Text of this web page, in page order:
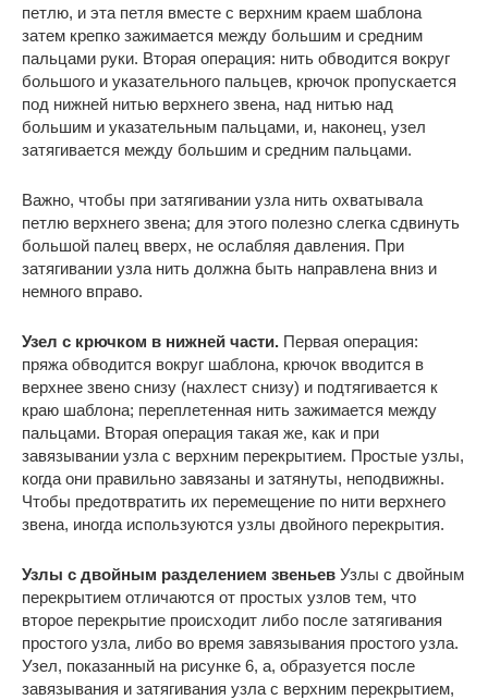
петлю, и эта петля вместе с верхним краем шаблона
затем крепко зажимается между большим и средним
пальцами руки. Вторая операция: нить обводится вокруг
большого и указательного пальцев, крючок пропускается
под нижней нитью верхнего звена, над нитью над
большим и указательным пальцами, и, наконец, узел
затягивается между большим и средним пальцами.
Важно, чтобы при затягивании узла нить охватывала
петлю верхнего звена; для этого полезно слегка сдвинуть
большой палец вверх, не ослабляя давления. При
затягивании узла нить должна быть направлена вниз и
немного вправо.
Узел с крючком в нижней части. Первая операция:
пряжа обводится вокруг шаблона, крючок вводится в
верхнее звено снизу (нахлест снизу) и подтягивается к
краю шаблона; переплетенная нить зажимается между
пальцами. Вторая операция такая же, как и при
завязывании узла с верхним перекрытием. Простые узлы,
когда они правильно завязаны и затянуты, неподвижны.
Чтобы предотвратить их перемещение по нити верхнего
звена, иногда используются узлы двойного перекрытия.
Узлы с двойным разделением звеньев Узлы с двойным
перекрытием отличаются от простых узлов тем, что
второе перекрытие происходит либо после затягивания
простого узла, либо во время завязывания простого узла.
Узел, показанный на рисунке 6, а, образуется после
завязывания и затягивания узла с верхним перекрытием,